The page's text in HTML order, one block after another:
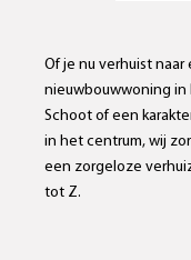
Of je nu verhuist naar
nieuwbouwwoning in
Schoot of een
in het centrum, wij
een zorgeloze
tot Z.